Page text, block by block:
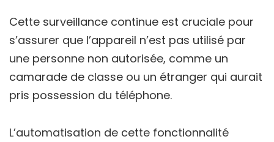
Cette surveillance continue est cruciale pour
s’assurer que l’appareil n’est pas utilisé par
une personne non autorisée, comme un
camarade de classe ou un étranger qui aurait
pris possession du téléphone.
L’automatisation de cette fonctionnalité